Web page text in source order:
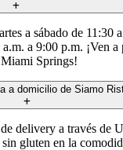
a sábado de 11:30
a 9:00 p.m. ¡Ven a
Springs!
a domicilio de Siamo
delivery a través de
gluten en la